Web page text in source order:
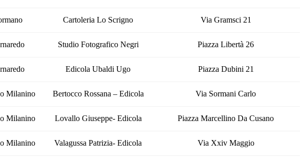
Cartoleria Lo Scrigno Via Gramsci 21
Studio Fotografico Negri Piazza Libertà 26
Edicola Ubaldi Ugo Piazza Dubini 21
Milanino Bertocco Rossana – Edicola Via Sormani Carlo
Milanino Lovallo Giuseppe- Edicola Piazza Marcellino Da Cusano
Milanino Valagussa Patrizia- Edicola Via Xxiv Maggio